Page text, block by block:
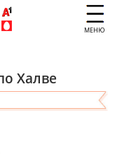
МЕНЮ
Халве